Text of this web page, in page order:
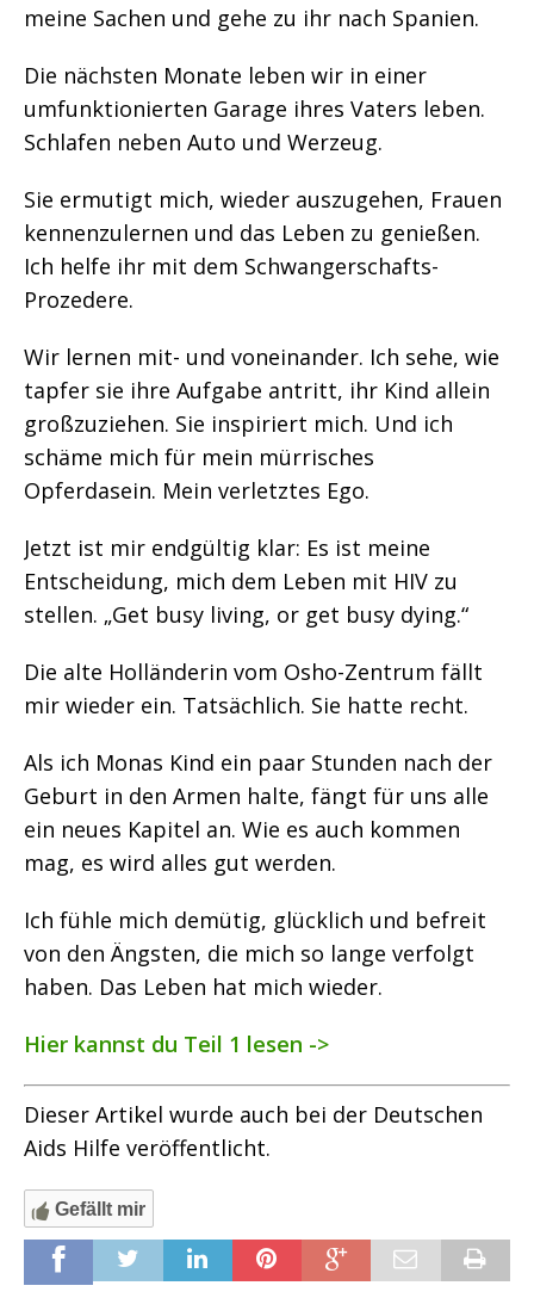
meine Sachen und gehe zu ihr nach Spanien.
Die nächsten Monate leben wir in einer
umfunktionierten Garage ihres Vaters leben.
Schlafen neben Auto und Werzeug.
Sie ermutigt mich, wieder auszugehen, Frauen
kennenzulernen und das Leben zu genießen.
Ich helfe ihr mit dem Schwangerschafts-
Prozedere.
Wir lernen mit- und voneinander. Ich sehe, wie
tapfer sie ihre Aufgabe antritt, ihr Kind allein
großzuziehen. Sie inspiriert mich. Und ich
schäme mich für mein mürrisches
Opferdasein. Mein verletztes Ego.
Jetzt ist mir endgültig klar: Es ist meine
Entscheidung, mich dem Leben mit HIV zu
stellen. „Get busy living, or get busy dying.“
Die alte Holländerin vom Osho-Zentrum fällt
mir wieder ein. Tatsächlich. Sie hatte recht.
Als ich Monas Kind ein paar Stunden nach der
Geburt in den Armen halte, fängt für uns alle
ein neues Kapitel an. Wie es auch kommen
mag, es wird alles gut werden.
Ich fühle mich demütig, glücklich und befreit
von den Ängsten, die mich so lange verfolgt
haben. Das Leben hat mich wieder.
Hier kannst du Teil 1 lesen ->
Dieser Artikel wurde auch bei der Deutschen
Aids Hilfe veröffentlicht.
Gefällt mir